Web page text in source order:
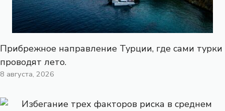
Прибрежное направление Турции, где сами турки
проводят лето.
8 августа, 2026